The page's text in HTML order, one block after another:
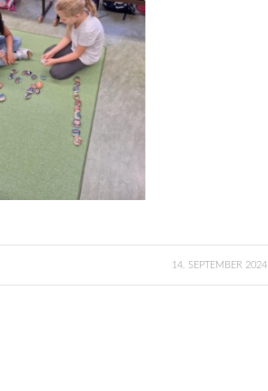
14. SEPTEMBER 2024